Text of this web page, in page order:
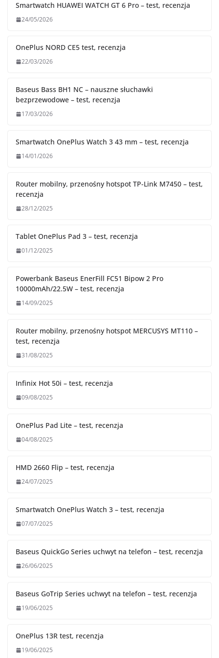
Smartwatch HUAWEI WATCH GT 6 Pro – test, recenzja
24/05/2026
OnePlus NORD CE5 test, recenzja
22/03/2026
Baseus Bass BH1 NC – nauszne słuchawki
bezprzewodowe – test, recenzja
17/03/2026
Smartwatch OnePlus Watch 3 43 mm – test, recenzja
14/01/2026
Router mobilny, przenośny hotspot TP-Link M7450 – test,
recenzja
28/12/2025
Tablet OnePlus Pad 3 – test, recenzja
01/12/2025
Powerbank Baseus EnerFill FC51 Bipow 2 Pro
10000mAh/22.5W – test, recenzja
14/09/2025
Router mobilny, przenośny hotspot MERCUSYS MT110 –
test, recenzja
31/08/2025
Infinix Hot 50i – test, recenzja
09/08/2025
OnePlus Pad Lite – test, recenzja
04/08/2025
HMD 2660 Flip – test, recenzja
24/07/2025
Smartwatch OnePlus Watch 3 – test, recenzja
07/07/2025
Baseus QuickGo Series uchwyt na telefon – test, recenzja
26/06/2025
Baseus GoTrip Series uchwyt na telefon – test, recenzja
19/06/2025
OnePlus 13R test, recenzja
19/06/2025